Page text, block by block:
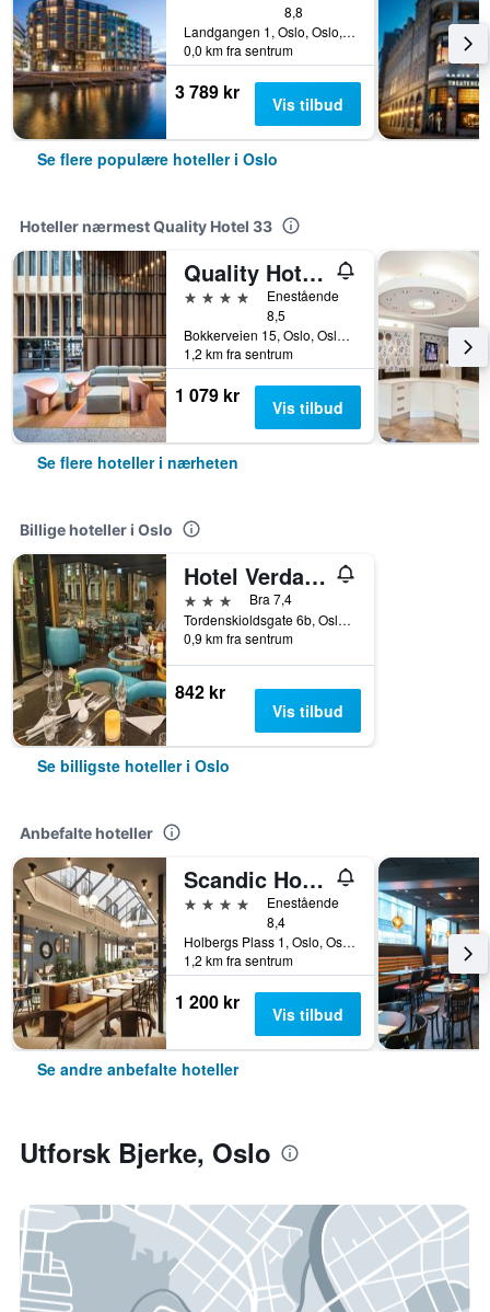
8,8
Landgangen 1, Oslo, Oslo, Norge
0,0 km fra sentrum
3 789 kr Vis tilbud
Se flere populære hoteller i Oslo
Hoteller nærmest Quality Hotel 33
Quality Hotel Hasle Linie
4 stjerner
Enestående
8,5
Bokkerveien 15, Oslo, Oslo, Norge
1,2 km fra sentrum
1 079 kr Vis tilbud
Se flere hoteller i nærheten
Billige hoteller i Oslo
Hotel Verdandi Oslo
3 stjernerBra 7,4
Tordenskioldsgate 6b, Oslo, Oslo, Norge
0,9 km fra sentrum
842 kr
Vis tilbud
Se billigste hoteller i Oslo
Anbefalte hoteller
Scandic Holberg
4 stjerner
Enestående
8,4
Holbergs Plass 1, Oslo, Oslo, Norge
1,2 km fra sentrum
1 200 kr Vis tilbud
Se andre anbefalte hoteller
Utforsk Bjerke, Oslo